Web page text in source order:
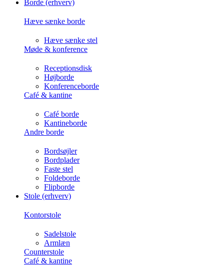
Borde (erhverv)
Hæve sænke borde
Hæve sænke stel
Møde & konference
Receptionsdisk
Højborde
Konferenceborde
Café & kantine
Café borde
Kantineborde
Andre borde
Bordsøjler
Bordplader
Faste stel
Foldeborde
Flipborde
Stole (erhverv)
Kontorstole
Sadelstole
Armlæn
Counterstole
Café & kantine